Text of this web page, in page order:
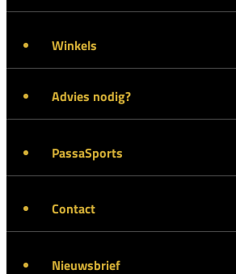
Winkels
Advies nodig?
PassaSports
Contact
Nieuwsbrief